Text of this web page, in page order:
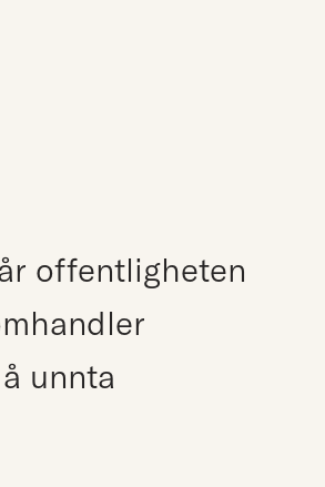
offentligheten
unnta